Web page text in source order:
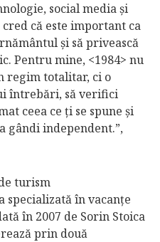
social media şi
că este important ca
şi să privească
Pentru mine, <1984> nu
regim totalitar, ci o
întrebări, să verifici
ceea ce ţi se spune şi
gândi independent.”,
turism
specializată în vacanţe
în 2007 de Sorin Stoica
prin două